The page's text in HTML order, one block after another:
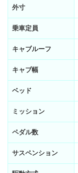
外寸
乗車定員
キャブルーフ
キャブ幅
ベッド
ミッション
ペダル数
サスペンション